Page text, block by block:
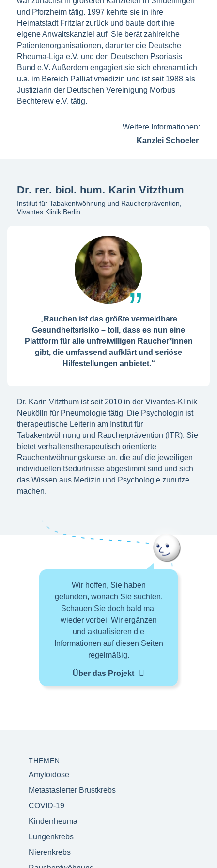
und Pforzheim tätig. 1997 kehrte sie in ihre
Heimatstadt Fritzlar zurück und baute dort ihre
eigene Anwaltskanzlei auf. Sie berät zahlreiche
Patientenorganisationen, darunter die Deutsche
Rheuma-Liga e.V. und den Deutschen Psoriasis
Bund e.V. Außerdem engagiert sie sich ehrenamtlich
u.a. im Bereich Palliativmedizin und ist seit 1988 als
Justiziarin der Deutschen Vereinigung Morbus
Bechterew e.V. tätig.
Weitere Informationen:
Kanzlei Schoeler
Dr. rer. biol. hum. Karin Vitzthum
Institut für Tabakentwöhnung und Raucherprävention,
Vivantes Klinik Berlin
„Rauchen ist das größte vermeidbare
Gesundheitsrisiko – toll, dass es nun eine
Plattform für alle unfreiwilligen Raucher*innen
gibt, die umfassend aufklärt und seriöse
Hilfestellungen anbietet.“
Dr. Karin Vitzthum ist seit 2010 in der Vivantes-Klinik
Neukölln für Pneumologie tätig. Die Psychologin ist
therapeutische Leiterin am Institut für
Tabakentwöhnung und Raucherprävention (ITR). Sie
bietet verhaltenstherapeutisch orientierte
Rauchentwöhnungskurse an, die auf die jeweiligen
individuellen Bedürfnisse abgestimmt sind und sich
das Wissen aus Medizin und Psychologie zunutze
machen.
Wir hoffen, Sie haben
gefunden, wonach Sie suchten.
Schauen Sie doch bald mal
wieder vorbei! Wir ergänzen
und aktualisieren die
Informationen auf diesen Seiten
regelmäßig.
Über das Projekt
THEMEN
Amyloidose
Metastasierter Brustkrebs
COVID-19
Kinderrheuma
Lungenkrebs
Nierenkrebs